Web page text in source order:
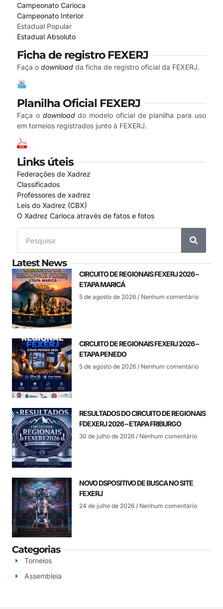
Campeonato Carioca
Campeonato Interior
Estadual Popular
Estadual Absoluto
Ficha de registro FEXERJ
Faça o download da ficha de registro oficial da FEXERJ.
Planilha Oficial FEXERJ
Faça o downloaddo modelo oficial de planilha para uso
em torneios registrados junto à FEXERJ.
Links úteis
Federações de Xadrez
Classificados
Professores de xadrez
Leis do Xadrez (CBX)
O Xadrez Carioca através de fatos e fotos
Latest News
CIRCUITO DE REGIONAIS FEXERJ 2026 –
ETAPA MARICÁ
5 de agosto de 2026 Nenhum comentário
CIRCUITO DE REGIONAIS FEXERJ 2026 –
ETAPA PENEDO
5 de agosto de 2026 Nenhum comentário
RESULTADOS DO CIRCUITO DE REGIONAIS
FDEXERJ 2026 – ETAPA FRIBURGO
30 de julho de 2026 Nenhum comentário
NOVO DSPOSITIVO DE BUSCA NO SITE
FEXERJ
24 de julho de 2026 Nenhum comentário
Categorias
Torneios
Assembleia